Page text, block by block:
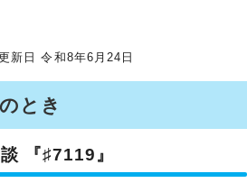
日 令和8年6月24日
とき
『♯7119』